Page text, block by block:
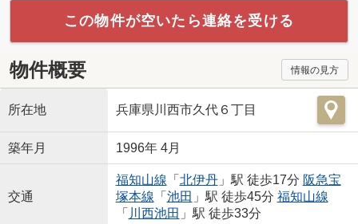
この物件が空いたら連絡を受ける
物件概要 情報の見方
所在地 兵庫県川西市久代６丁目
築年月 1996年 4月
交通
福知山線 「 北伊丹」駅 徒歩17分 阪急宝
塚本線 「 池田 」駅 徒歩45分 福知山線
「 川西池田 」駅 徒歩33分